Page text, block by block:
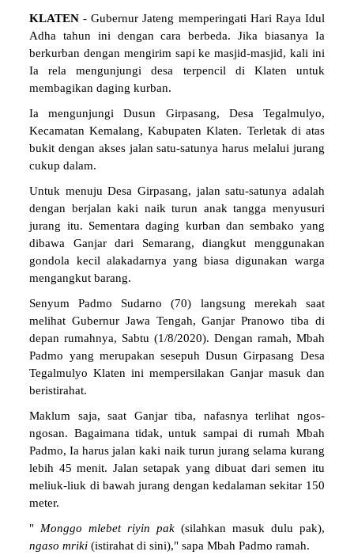
KLATEN - Gubernur Jateng memperingati Hari Raya Idul
Adha tahun ini dengan cara berbeda. Jika biasanya Ia
berkurban dengan mengirim sapi ke masjid-masjid, kali ini
Ia rela mengunjungi desa terpencil di Klaten untuk
membagikan daging kurban.
Ia mengunjungi Dusun Girpasang, Desa Tegalmulyo,
Kecamatan Kemalang, Kabupaten Klaten. Terletak di atas
bukit dengan akses jalan satu-satunya harus melalui jurang
cukup dalam.
Untuk menuju Desa Girpasang, jalan satu-satunya adalah
dengan berjalan kaki naik turun anak tangga menyusuri
jurang itu. Sementara daging kurban dan sembako yang
dibawa Ganjar dari Semarang, diangkut menggunakan
gondola kecil alakadarnya yang biasa digunakan warga
mengangkut barang.
Senyum Padmo Sudarno (70) langsung merekah saat
melihat Gubernur Jawa Tengah, Ganjar Pranowo tiba di
depan rumahnya, Sabtu (1/8/2020). Dengan ramah, Mbah
Padmo yang merupakan sesepuh Dusun Girpasang Desa
Tegalmulyo Klaten ini mempersilakan Ganjar masuk dan
beristirahat.
Maklum saja, saat Ganjar tiba, nafasnya terlihat ngos-
ngosan. Bagaimana tidak, untuk sampai di rumah Mbah
Padmo, Ia harus jalan kaki naik turun jurang selama kurang
lebih 45 menit. Jalan setapak yang dibuat dari semen itu
meliuk-liuk di bawah jurang dengan kedalaman sekitar 150
meter.
" Monggo mlebet riyin pak (silahkan masuk dulu pak),
ngaso mriki (istirahat di sini)," sapa Mbah Padmo ramah.